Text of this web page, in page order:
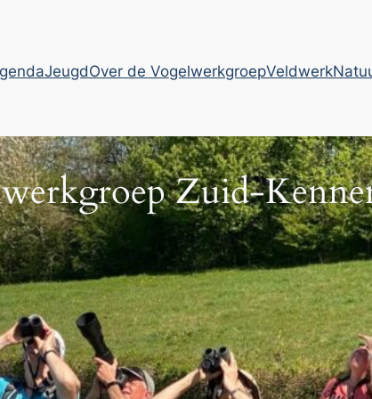
JeugdOver de VogelwerkgroepVeldwerk
Zuid-